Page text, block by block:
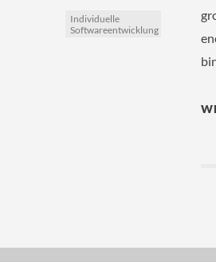
Individuelle
Softwareentwicklung